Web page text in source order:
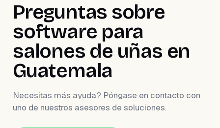
Preguntas sobre
software para
salones de uñas en
Guatemala
Necesitas más ayuda? Póngase en contacto con
uno de nuestros asesores de soluciones.